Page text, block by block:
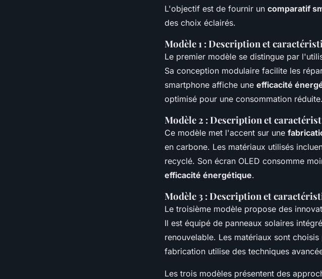
L'objectif est de fournir un comparatif
des choix éclairés.
Modèle 1 : Description et
Le premier modèle se distingue par
Sa conception modulaire facilite les
smartphone affiche une efficacité
optimisé pour une consommation réduite.
Modèle 2 : Description et
Ce modèle met l'accent sur une
en carbone. Les matériaux utilisés
recyclé. Son écran OLED consomme
efficacité énergétique.
Modèle 3 : Description et
Le troisième modèle propose des
Il est équipé de panneaux solaires
renouvelable. Les matériaux sont
fabrication utilise des techniques
Les trois modèles présentent des